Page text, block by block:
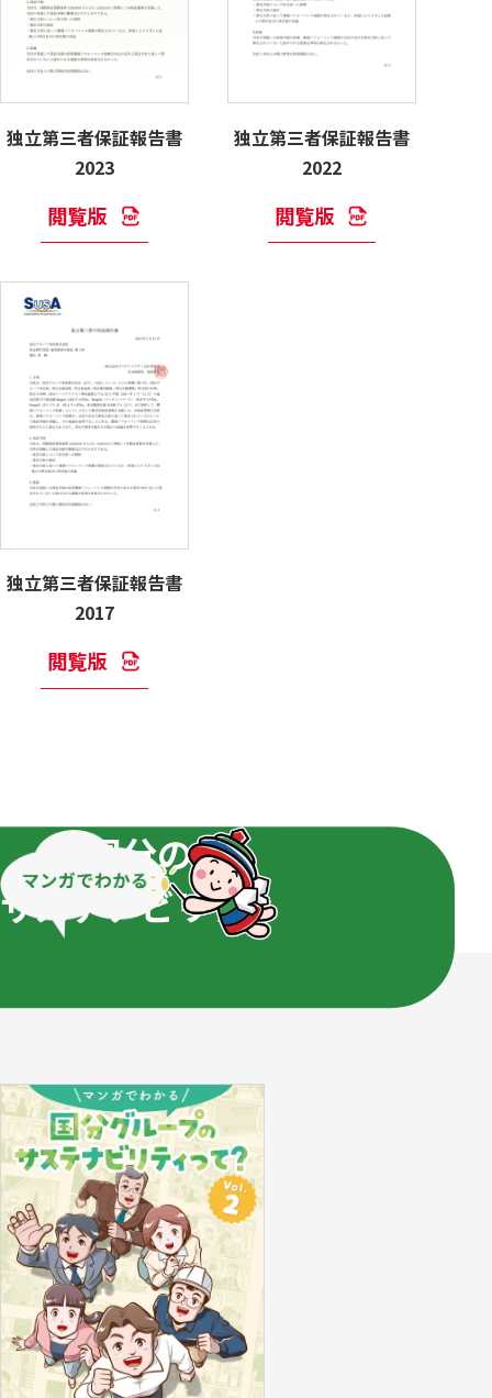
独立第三者保証報告書
2023
閲覧版
独立第三者保証報告書
2022
閲覧版
独立第三者保証報告書
2017
閲覧版
国分の
サステナビリティ